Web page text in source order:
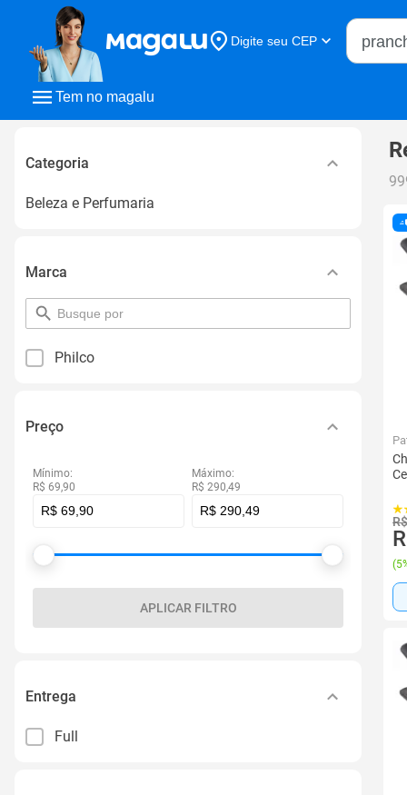
Tem no magalu
Digite seu CEP
Buscar
Categoria
Beleza e Perfumaria
Marca
pesquisar
por
Philco
Preço
Mínimo:
R$ 69,90
Máximo:
R$ 290,49
APLICAR FILTRO
Entrega
Full
(